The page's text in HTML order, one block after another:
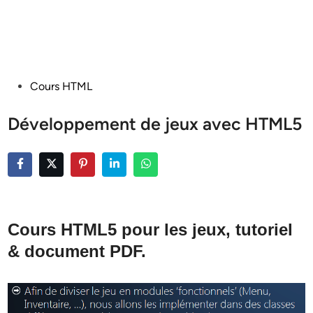
PostedCours HTML
Développement de jeux avec HTML5
Cours HTML5 pour les jeux, tutoriel
& document PDF.